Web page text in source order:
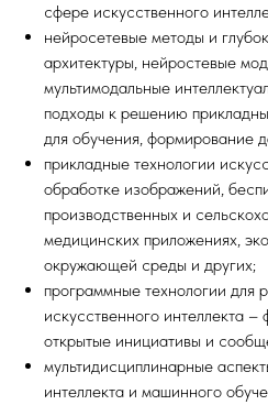
сфере искусственного
нейросетевые методы и
архитектуры, нейростевые
мультимодальные
подходы к решению
для обучения, формирование
прикладные технологии
обработке изображений,
производственных и
медицинских приложениях,
окружающей среды и других;
программные технологии для
искусственного интеллекта
открытые инициативы и
мультидисциплинарные
интеллекта и машинного